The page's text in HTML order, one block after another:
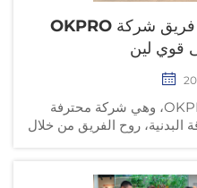
بناء علاقات أقوى: رحلة فريق شركة OKPRO
قوي لين
اكتشف كيف تعزِّز شركة OKPRO، وهي شركة محترفة
روح الفريق من خلال
اللياقة البدنية.